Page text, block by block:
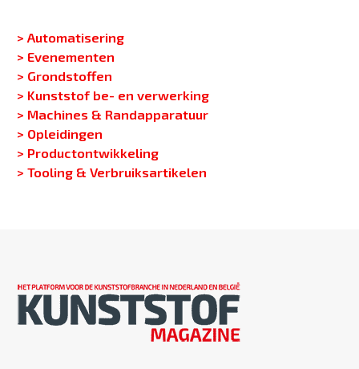
> Automatisering
> Evenementen
> Grondstoffen
> Kunststof be- en verwerking
> Machines & Randapparatuur
> Opleidingen
> Productontwikkeling
> Tooling & Verbruiksartikelen